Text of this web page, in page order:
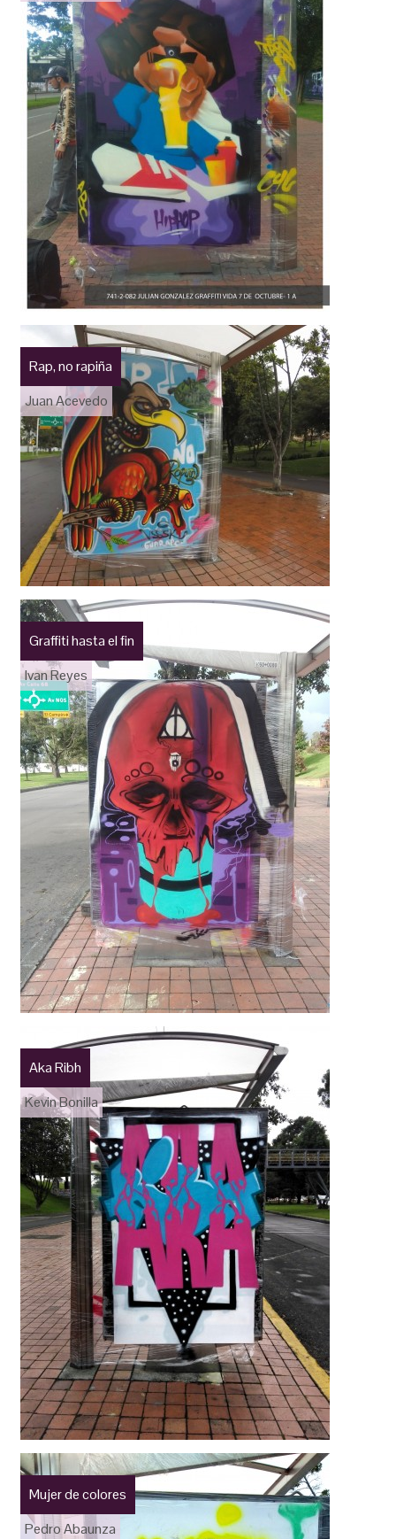
Rap, no rapiña
Juan Acevedo
Graffiti hasta el fin
Ivan Reyes
Aka Ribh
Kevin Bonilla
Mujer de colores
Pedro Abaunza